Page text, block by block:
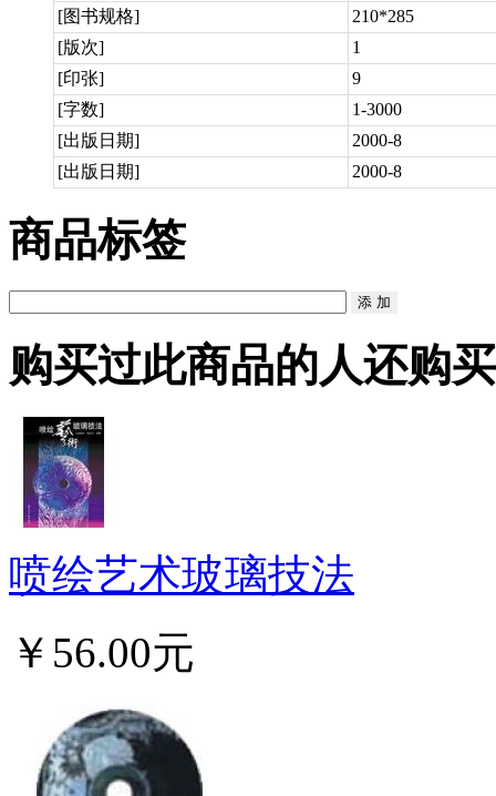
[图书规格]
210*285
[版次]
1
[印张]
9
[字数]
1-3000
[出版日期]
2000-8
[出版日期]
2000-8
商品标签
购买过此商品的人还购
喷绘艺术玻璃技法
￥56.00元